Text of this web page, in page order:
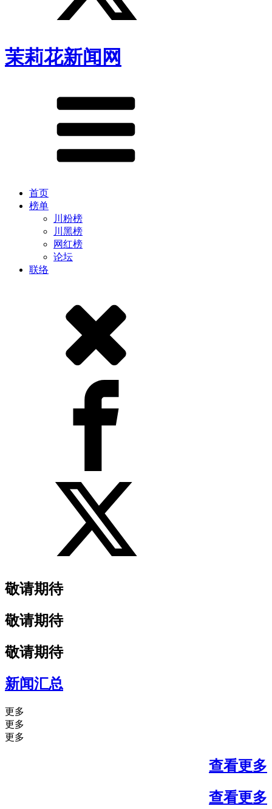
茉莉花新闻网
首页
榜单
川粉榜
川黑榜
网红榜
论坛
联络
敬请期待
敬请期待
敬请期待
新闻汇总
更多
更多
更多
查看更多
查看更多